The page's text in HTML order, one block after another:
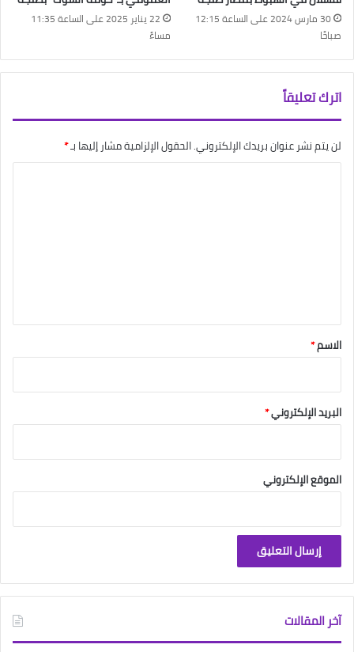
30 مارس 2024 على الساعة 12:15
صباحًا
22 يناير 2025 على الساعة 11:35
مساءً
اترك تعليقاً
لن يتم نشر عنوان بريدك الإلكتروني.الحقول الإلزامية مشار إليها بـ*
*
الاسم*
البريد الإلكتروني*
الموقع الإلكتروني
آخر المقالات